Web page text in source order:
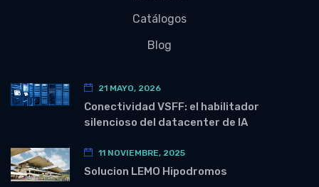
Catálogos
Blog
21 MAYO, 2026
Conectividad VSFF: el habilitador
silencioso del datacenter de IA
11 NOVIEMBRE, 2025
Solucion LEMO Hipodromos